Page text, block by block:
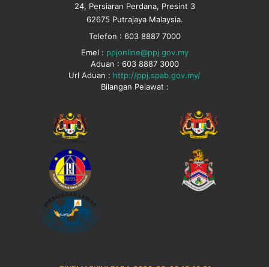
24, Persiaran Perdana, Presint 3
62675 Putrajaya Malaysia.
Telefon : 603 8887 7000
Emel : ppjonline@ppj.gov.my
Aduan : 603 8887 3000
Url Aduan : http://ppj.spab.gov.my/
Bilangan Pelawat :